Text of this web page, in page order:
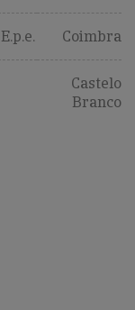
Coimbra
Castelo
Branco